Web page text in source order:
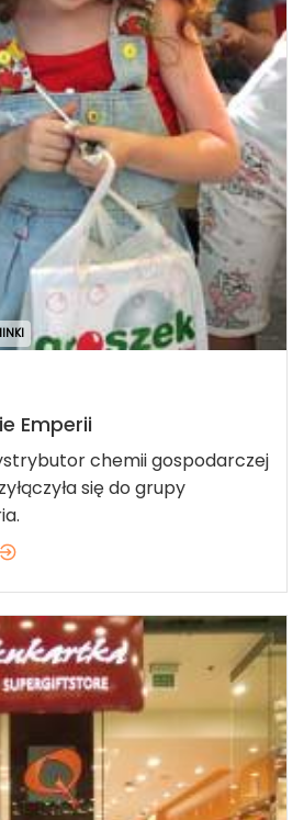
Emperii
chemii gospodarczej
się do grupy